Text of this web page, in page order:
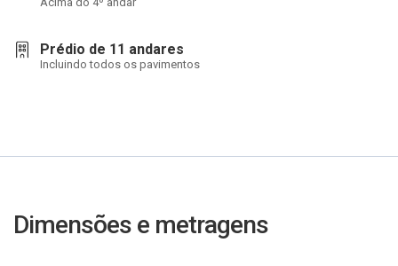
Prédio de 11 andares
Incluindo todos os pavimentos
Dimensões e metragens